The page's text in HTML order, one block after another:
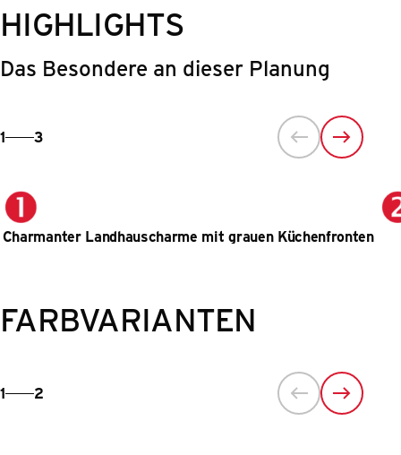
HIGHLIGHTS
Das Besondere an dieser Planung
1 3
Charmanter Landhauscharme mit grauen Küchenfronten
FARBVARIANTEN
1 2